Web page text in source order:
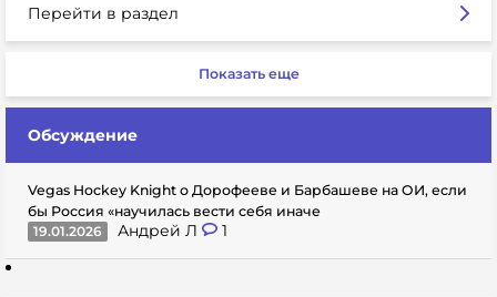
Перейти в раздел
Показать еще
Обсуждение
Vegas Hockey Knight о Дорофееве и Барбашеве на ОИ, если
бы Россия «научилась вести себя иначе
19.01.2026
Андрей Л 1